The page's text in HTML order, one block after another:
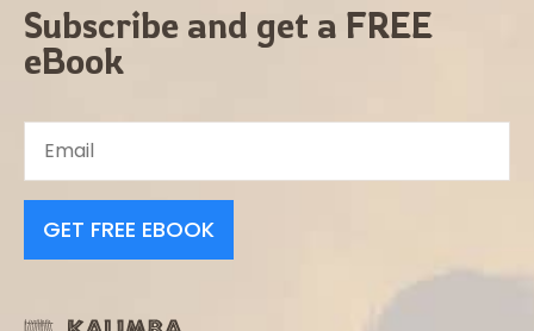
Subscribe and get a FREE
eBook
GET FREE EBOOK